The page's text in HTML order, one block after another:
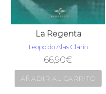
La Regenta
Leopoldo Alas Clarín
66,90€
AÑADIR AL CARRITO